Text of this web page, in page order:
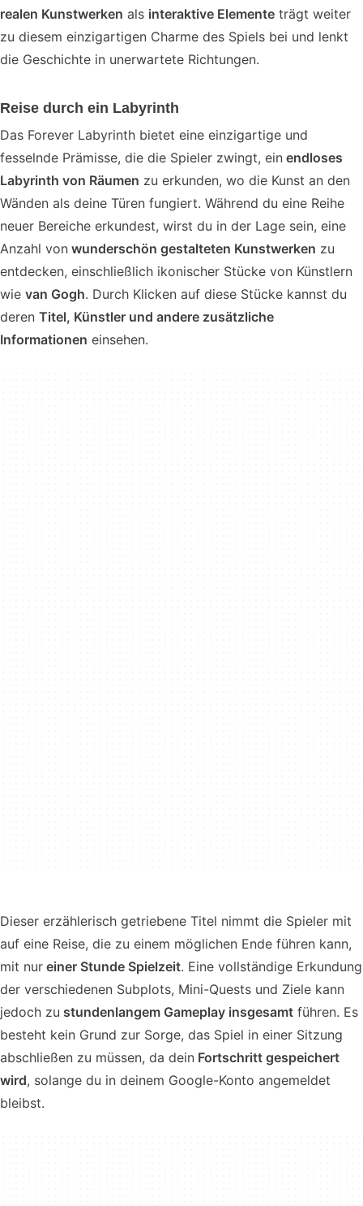
realen Kunstwerken als interaktive Elemente trägt weiter
zu diesem einzigartigen Charme des Spiels bei und lenkt
die Geschichte in unerwartete Richtungen.
Reise durch ein Labyrinth
Das Forever Labyrinth bietet eine einzigartige und
fesselnde Prämisse, die die Spieler zwingt, ein endloses
Labyrinth von Räumen zu erkunden, wo die Kunst an den
Wänden als deine Türen fungiert. Während du eine Reihe
neuer Bereiche erkundest, wirst du in der Lage sein, eine
Anzahl von wunderschön gestalteten Kunstwerken zu
entdecken, einschließlich ikonischer Stücke von Künstlern
wie van Gogh. Durch Klicken auf diese Stücke kannst du
deren Titel, Künstler und andere zusätzliche
Informationen einsehen.
Dieser erzählerisch getriebene Titel nimmt die Spieler mit
auf eine Reise, die zu einem möglichen Ende führen kann,
mit nur einer Stunde Spielzeit. Eine vollständige Erkundung
der verschiedenen Subplots, Mini-Quests und Ziele kann
jedoch zu stundenlangem Gameplay insgesamt führen. Es
besteht kein Grund zur Sorge, das Spiel in einer Sitzung
abschließen zu müssen, da dein Fortschritt gespeichert
wird, solange du in deinem Google-Konto angemeldet
bleibst.